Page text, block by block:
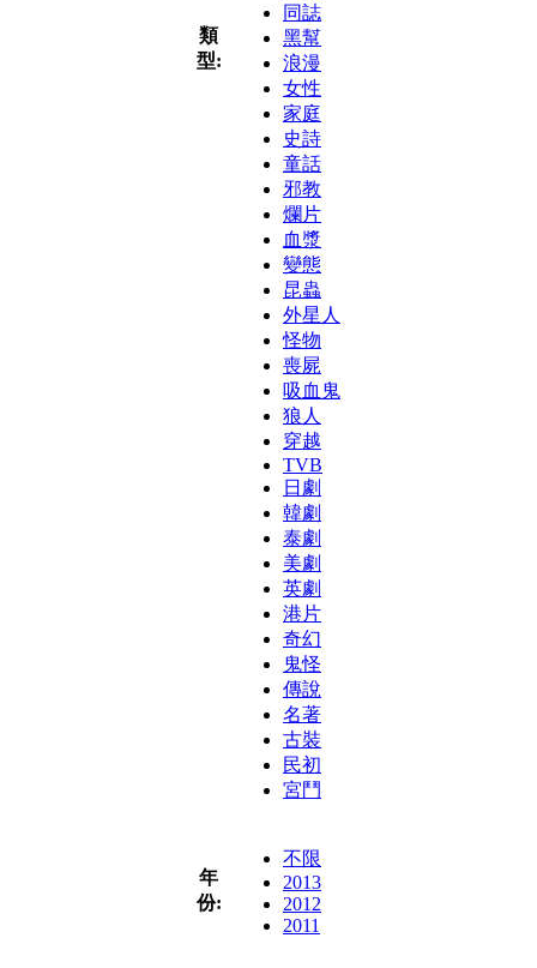
類
型:
同誌
黑幫
浪漫
女性
家庭
史詩
童話
邪教
爛片
血漿
變態
昆蟲
外星人
怪物
喪屍
吸血鬼
狼人
穿越
TVB
日劇
韓劇
泰劇
美劇
英劇
港片
奇幻
鬼怪
傳說
名著
古裝
民初
宮鬥
年
份:
不限
2013
2012
2011